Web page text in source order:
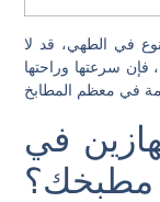
في الطهي، قد لا
فإن سرعتها وراحتها
في
مطبخك؟